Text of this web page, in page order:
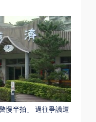
慢半拍」 過往爭議遭